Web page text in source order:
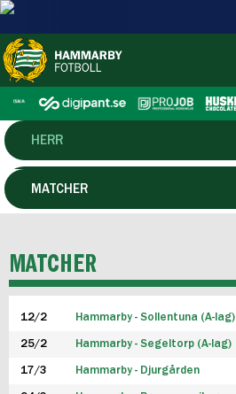
HERR
DAM
P19
F19
FUTSAL HERR
MATCHER
MATCHER
12/2 Hammarby - Sollentuna (A-lag)
25/2 Hammarby - Segeltorp (A-lag)
17/3 Hammarby - Djurgården